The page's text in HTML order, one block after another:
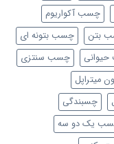
چسب آکواریوم
بتن
چسب بتونه ای
چسب سنتزی
میتراپل
چسبندگی
یک دو سه